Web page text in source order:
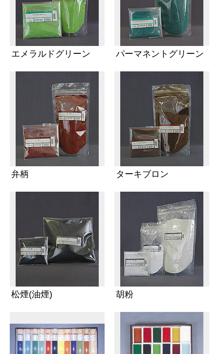
エメラルドグリーン パーマネントグリーン
弁柄 ターキブロン
松煙(油煙) 胡粉